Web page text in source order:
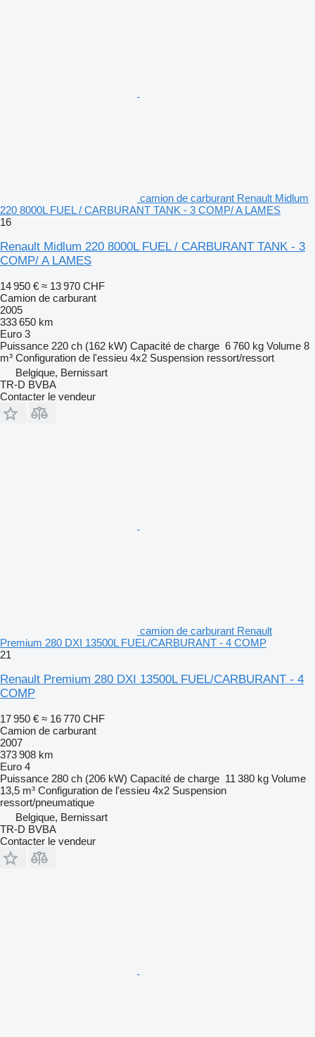
camion de carburant Renault Midlum
220 8000L FUEL / CARBURANT TANK - 3 COMP/ A LAMES
16
Renault Midlum 220 8000L FUEL / CARBURANT TANK - 3
COMP/ A LAMES
14 950 € ≈ 13 970 CHF
Camion de carburant
2005
333 650 km
Euro 3
Puissance 220 ch (162 kW) Capacité de charge 6 760 kg Volume 8
m³ Configuration de l'essieu 4x2 Suspension ressort/ressort
Belgique, Bernissart
TR-D BVBA
Contacter le vendeur
camion de carburant Renault
Premium 280 DXI 13500L FUEL/CARBURANT - 4 COMP
21
Renault Premium 280 DXI 13500L FUEL/CARBURANT - 4
COMP
17 950 € ≈ 16 770 CHF
Camion de carburant
2007
373 908 km
Euro 4
Puissance 280 ch (206 kW) Capacité de charge 11 380 kg Volume
13,5 m³ Configuration de l'essieu 4x2 Suspension
ressort/pneumatique
Belgique, Bernissart
TR-D BVBA
Contacter le vendeur